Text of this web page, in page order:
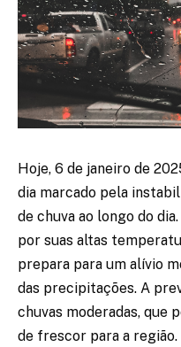
Hoje, 6 de janeiro de
dia marcado pela
de chuva ao longo do
por suas altas
prepara para um alívio
das precipitações. A
chuvas moderadas, que
de frescor para a